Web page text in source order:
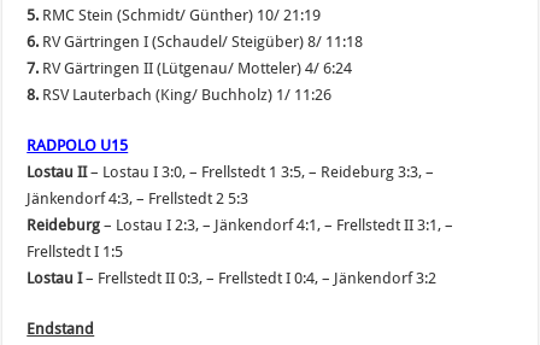
5. RMC Stein (Schmidt/ Günther) 10/ 21:19
6. RV Gärtringen I (Schaudel/ Steigüber) 8/ 11:18
7. RV Gärtringen II (Lütgenau/ Motteler) 4/ 6:24
8. RSV Lauterbach (King/ Buchholz) 1/ 11:26
RADPOLO U15
Lostau II– Lostau I 3:0, – Frellstedt 1 3:5, – Reideburg 3:3, –
Jänkendorf 4:3, – Frellstedt 2 5:3
Reideburg – Lostau I 2:3, – Jänkendorf 4:1, – Frellstedt II 3:1, –
Frellstedt I 1:5
Lostau I– Frellstedt II 0:3, – Frellstedt I 0:4, – Jänkendorf 3:2
Endstand